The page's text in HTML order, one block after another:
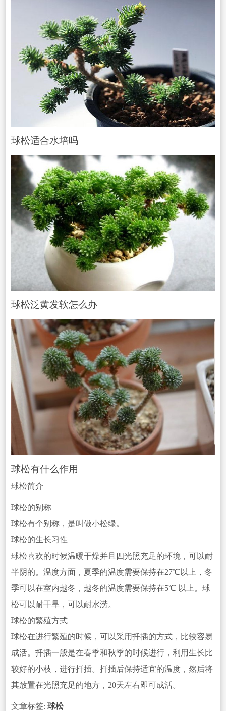
球松适合水培吗
球松泛黄发软怎么办
球松有什么作用
球松简介
球松的别称
球松有个别称，是叫做小松绿。
球松的生长习性
球松喜欢的时候温暖干燥并且四光照充足的环境，可以耐
半阴的。温度方面，夏季的温度需要保持在27℃以上，冬
季可以在室内越冬，越冬的温度需要保持在5℃ 以 上。球
松可以耐干旱，可以耐水涝。
球松的繁殖方式
球松在进行繁殖的时候，可以采用扦插的方式，比较容易
成活。扦插一般是在春季和秋季的时候进行，利用生长比
较好的小枝，进行扦插。扦插后保持适宜的温度，然后将
其放置在光照充足的地方，20天左右即可成活。
文章标签: 球松